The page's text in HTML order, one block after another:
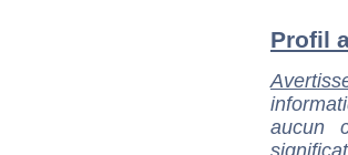
Profil
aucun